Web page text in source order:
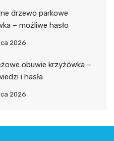
drzewo parkowe
– możliwe hasło
2026
obuwie krzyżówka –
i hasła
2026